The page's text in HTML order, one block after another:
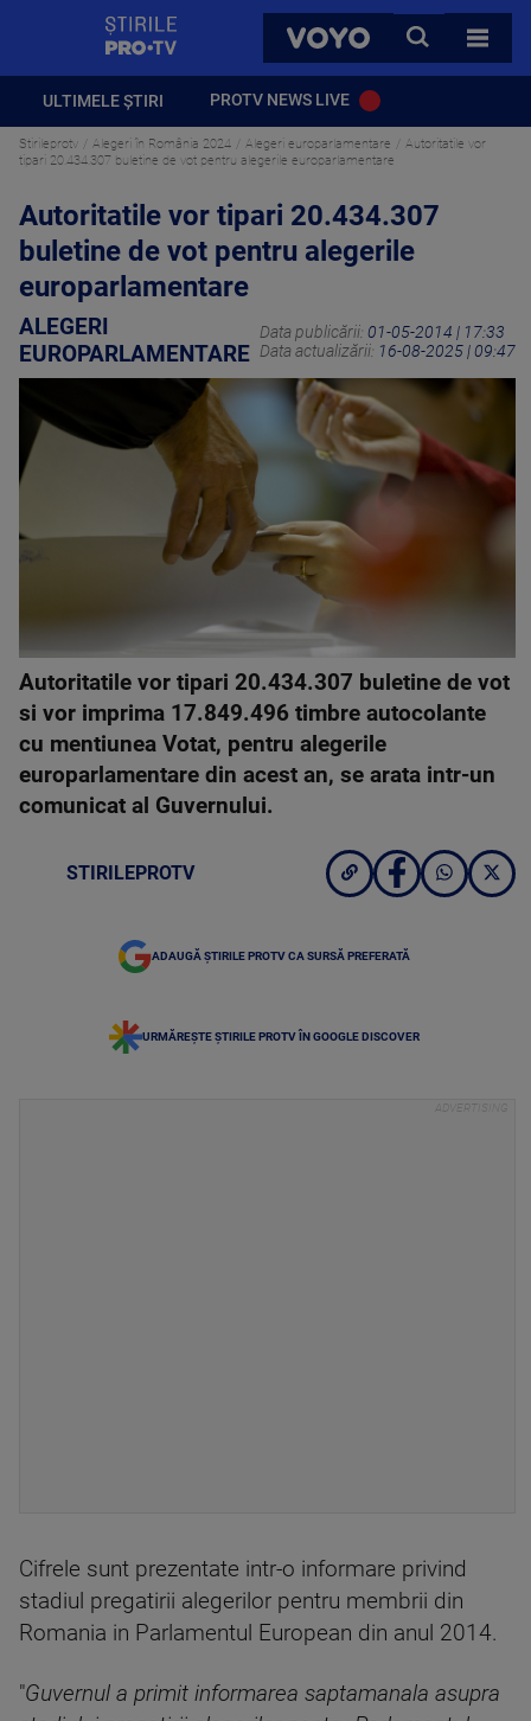
VOYO
CAUTA
TOATE
ULTIMELE ȘTIRI PROTV NEWS LIVE
Stirileprotv Alegeri în România 2024 Alegeri europarlamentare
Autoritatile vor
tipari 20.434.307 buletine de vot pentru alegerile europarlamentare
Autoritatile vor tipari 20.434.307
buletine de vot pentru alegerile
europarlamentare
ALEGERI
EUROPARLAMENTARE
Data publicării: 01-05-2014 | 17:33
Data actualizării: 16-08-2025 | 09:47
Autoritatile vor tipari 20.434.307 buletine de vot
si vor imprima 17.849.496 timbre autocolante
cu mentiunea Votat, pentru alegerile
europarlamentare din acest an, se arata intr-un
comunicat al Guvernului.
STIRILEPROTV
ADAUGĂ ȘTIRILE PROTV CA SURSĂ PREFERATĂ
URMĂREȘTE ȘTIRILE PROTV ÎN GOOGLE DISCOVER
Cifrele sunt prezentate intr-o informare privind
stadiul pregatirii alegerilor pentru membrii din
Romania in Parlamentul European din anul 2014.
"Guvernul a primit informarea saptamanala asupra